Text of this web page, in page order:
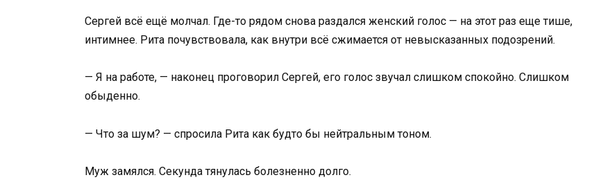
Сергей всё ещё молчал. Где-то рядом снова раздался женский голос — на этот раз еще тише,
интимнее. Рита почувствовала, как внутри всё сжимается от невысказанных подозрений.
— Я на работе, — наконец проговорил Сергей, его голос звучал слишком спокойно. Слишком
обыденно.
— Что за шум? — спросила Рита как будто бы нейтральным тоном.
Муж замялся. Секунда тянулась болезненно долго.